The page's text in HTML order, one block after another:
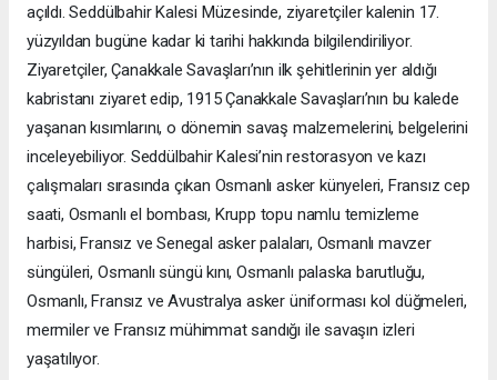
açıldı. Seddülbahir Kalesi Müzesinde, ziyaretçiler kalenin 17.
yüzyıldan bugüne kadar ki tarihi hakkında bilgilendiriliyor.
Ziyaretçiler, Çanakkale Savaşları’nın ilk şehitlerinin yer aldığı
kabristanı ziyaret edip, 1915 Çanakkale Savaşları’nın bu kalede
yaşanan kısımlarını, o dönemin savaş malzemelerini, belgelerini
inceleyebiliyor. Seddülbahir Kalesi’nin restorasyon ve kazı
çalışmaları sırasında çıkan Osmanlı asker künyeleri, Fransız cep
saati, Osmanlı el bombası, Krupp topu namlu temizleme
harbisi, Fransız ve Senegal asker palaları, Osmanlı mavzer
süngüleri, Osmanlı süngü kını, Osmanlı palaska barutluğu,
Osmanlı, Fransız ve Avustralya asker üniforması kol düğmeleri,
mermiler ve Fransız mühimmat sandığı ile savaşın izleri
yaşatılıyor.